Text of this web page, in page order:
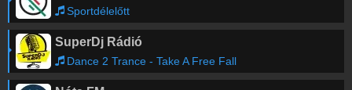
Sportdélelőtt
SuperDj Rádió
Dance 2 Trance - Take A Free Fall